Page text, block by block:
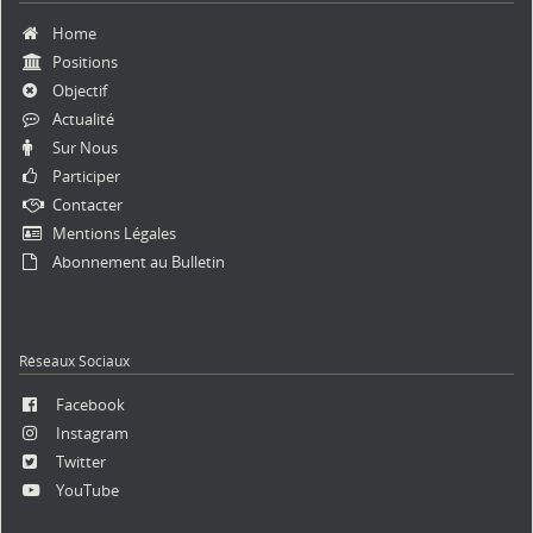
au
contenu
Home
Positions
Objectif
Actualité
Sur Nous
Participer
Contacter
Mentions Légales
Abonnement au Bulletin
Réseaux Sociaux
Facebook
Instagram
Twitter
YouTube